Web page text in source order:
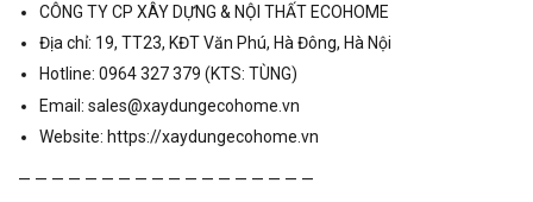
CÔNG TY CP XÂY DỰNG & NỘI THẤT ECOHOME
Địa chỉ: 19, TT23, KĐT Văn Phú, Hà Đông, Hà Nội
Hotline: 0964 327 379 (KTS: TÙNG)
Email: sales@xaydungecohome.vn
Website: https://xaydungecohome.vn
— — — — — — — — — — — — — — — — — —